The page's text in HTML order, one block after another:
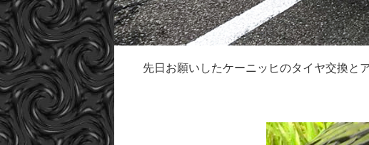
先日お願いしたケーニッヒのタイヤ交換と